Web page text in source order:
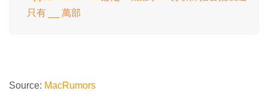
只有 __ 萬部
Source: MacRumors